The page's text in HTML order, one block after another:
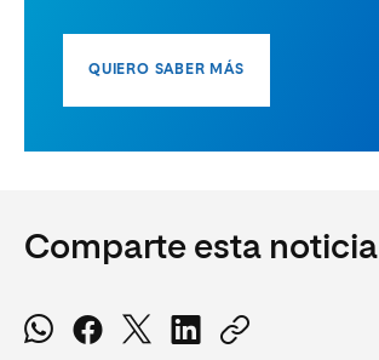
QUIERO SABER MÁS
Comparte esta noticia